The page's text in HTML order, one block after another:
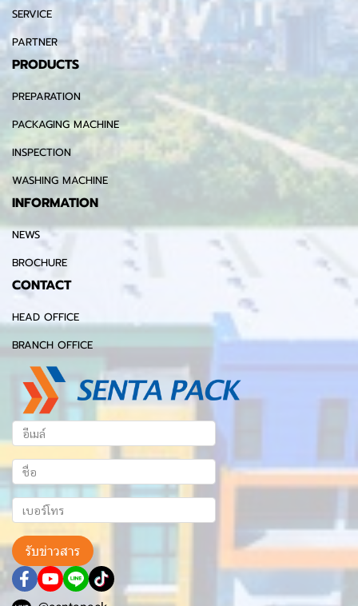
SERVICE
PARTNER
PRODUCTS
PREPARATION
PACKAGING MACHINE
INSPECTION
WASHING MACHINE
INFORMATION
NEWS
BROCHURE
CONTACT
HEAD OFFICE
BRANCH OFFICE
รับข่าวสาร